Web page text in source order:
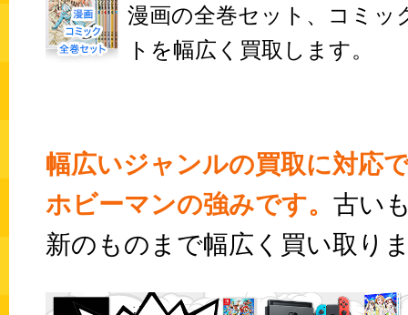
漫画の全巻セット、コミッ
トを幅広く買取します。
幅広いジャンルの買取に対応
ホビーマンの強みです。 古い
新のものまで幅広く買い取り